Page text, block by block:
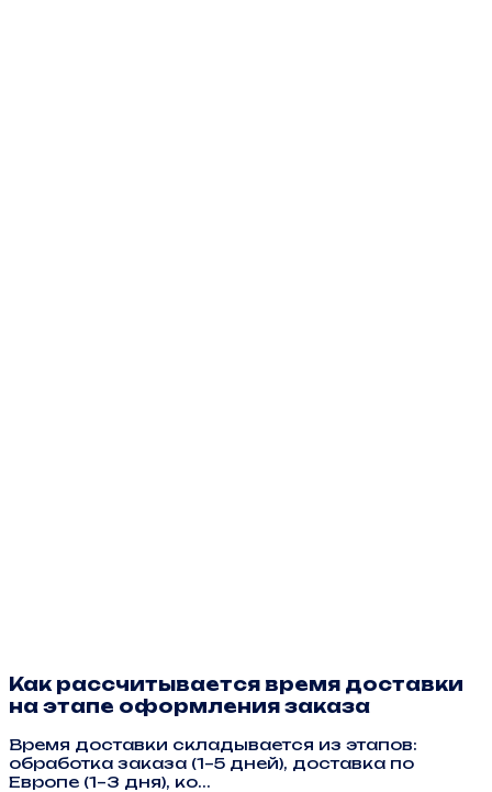
Как рассчитывается время доставки
на этапе оформления заказа
Время доставки складывается из этапов:
обработка заказа (1–5 дней), доставка по
Европе (1–3 дня), ко...